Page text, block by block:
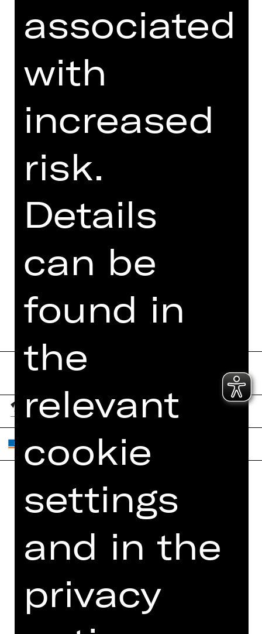
Syriens ist nicht abgeschlossen. Das
Land steht politisch am Scheideweg
und der Gefahr einer weiteren
Eskalation.
DESCRIPTION
TEAM
DATES AND CAST
VIDEO/AUDIO
MORE INFO AT DIGITAL
Home
Newsletter
26/27
Subscriptions
Contact Us
Jobs
Internal Section
ZVB/L
Data Protection
associated
with
increased
risk.
Details
can be
found in
the
relevant
cookie
settings
and in the
privacy